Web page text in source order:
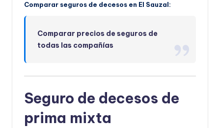
Comparar seguros de decesos en El Sauzal:
Comparar precios de seguros de
todas las compañías
Seguro de decesos de
prima mixta